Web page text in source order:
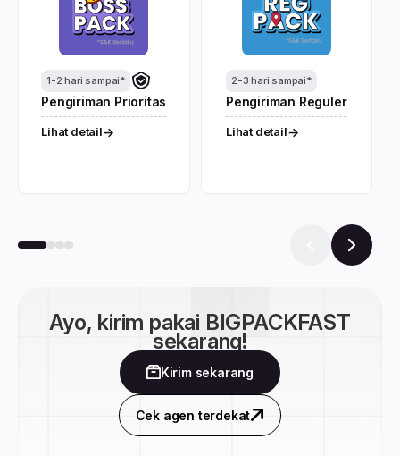
1-2 hari sampai*
Pengiriman Prioritas
Lihat detail→
2-3 hari sampai*
Pengiriman Reguler
Lihat detail→
Ayo, kirim pakai BIGPACKFAST
sekarang!
Kirim sekarang
Cek agen terdekat